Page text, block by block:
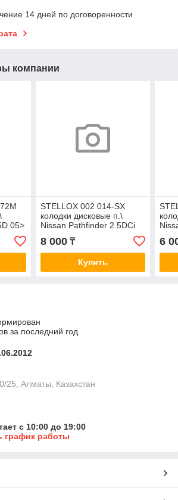
14 дней по договоренности
компании
05>
STELLOX 002 014-SX
колодки дисковые п.\
Nissan Pathfinder 2.5DCi
8 000₸
Купить
6
за последний год
25, Алматы, Казахстан
с 10:00 до 19:00
график работы